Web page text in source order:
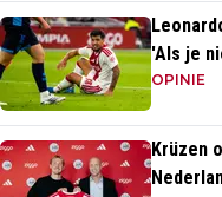
'Als je
uit'
OPINIE
Krüzen